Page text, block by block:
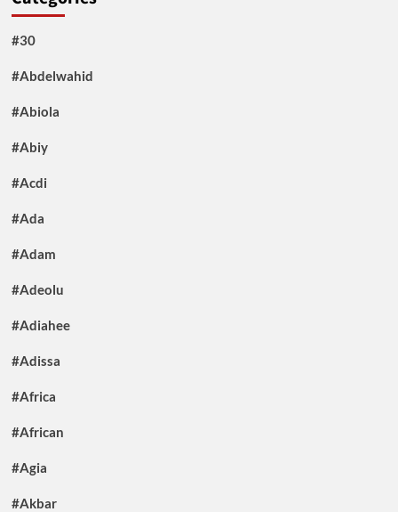
#30
#Abdelwahid
#Abiola
#Abiy
#Acdi
#Ada
#Adam
#Adeolu
#Adiahee
#Adissa
#Africa
#African
#Agia
#Akbar